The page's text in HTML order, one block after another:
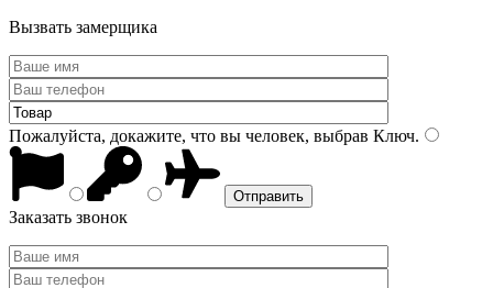
Вызвать замерщика
Пожалуйста, докажите, что вы человек, выбрав Ключ.
Заказать звонок